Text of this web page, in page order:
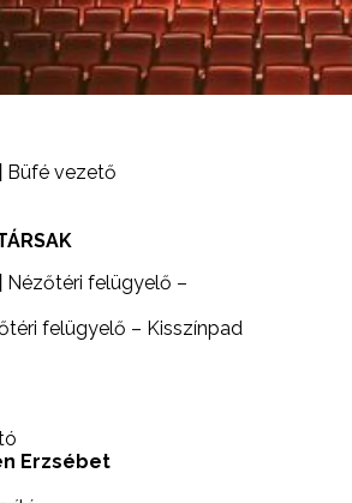
Büfé vezető
Nézőtéri felügyelő –
felügyelő – Kisszínpad
Erzsébet